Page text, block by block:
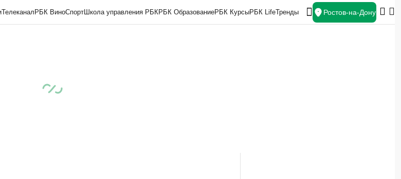
Телеканал РБК ВиноСпортШкола управления РБКРБК ОбразованиеРБК КурсыРБК LifeТренды Ростов-на-Дону